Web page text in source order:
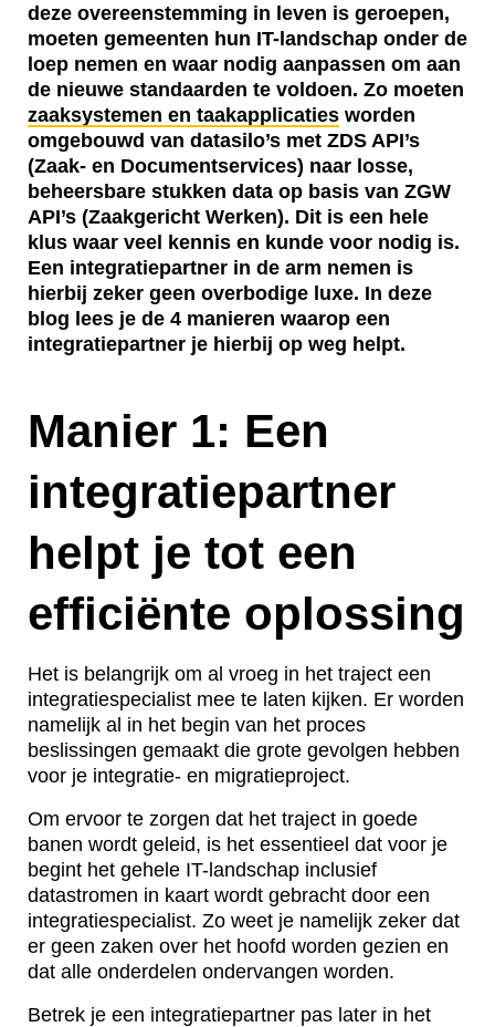
deze overeenstemming in leven is geroepen,
moeten gemeenten hun IT-landschap onder de
loep nemen en waar nodig aanpassen om aan
de nieuwe standaarden te voldoen. Zo moeten
zaaksystemen en taakapplicaties worden
omgebouwd van datasilo’s met ZDS API’s
(Zaak- en Documentservices) naar losse,
beheersbare stukken data op basis van ZGW
API’s (Zaakgericht Werken). Dit is een hele
klus waar veel kennis en kunde voor nodig is.
Een integratiepartner in de arm nemen is
hierbij zeker geen overbodige luxe. In deze
blog lees je de 4 manieren waarop een
integratiepartner je hierbij op weg helpt.
Manier 1: Een
integratiepartner
helpt je tot een
efficiënte oplossing
Het is belangrijk om al vroeg in het traject een
integratiespecialist mee te laten kijken. Er worden
namelijk al in het begin van het proces
beslissingen gemaakt die grote gevolgen hebben
voor je integratie- en migratieproject.
Om ervoor te zorgen dat het traject in goede
banen wordt geleid, is het essentieel dat voor je
begint het gehele IT-landschap inclusief
datastromen in kaart wordt gebracht door een
integratiespecialist. Zo weet je namelijk zeker dat
er geen zaken over het hoofd worden gezien en
dat alle onderdelen ondervangen worden.
Betrek je een integratiepartner pas later in het